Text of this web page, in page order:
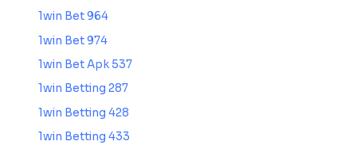
1win Bet 964
1win Bet 974
1win Bet Apk 537
1win Betting 287
1win Betting 428
1win Betting 433